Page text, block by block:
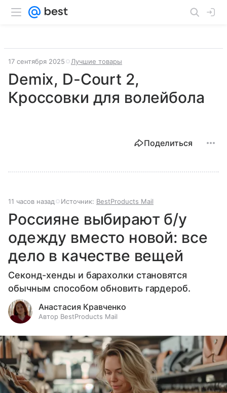
17 сентября 2025 Лучшие товары
Demix, D-Court 2,
Кроссовки для волейбола
Поделиться
11 часов назад Источник: BestProducts Mail
Россияне выбирают б/у
одежду вместо новой: все
дело в качестве вещей
Секонд-хенды и барахолки становятся
обычным способом обновить гардероб.
Анастасия Кравченко
Автор BestProducts Mail